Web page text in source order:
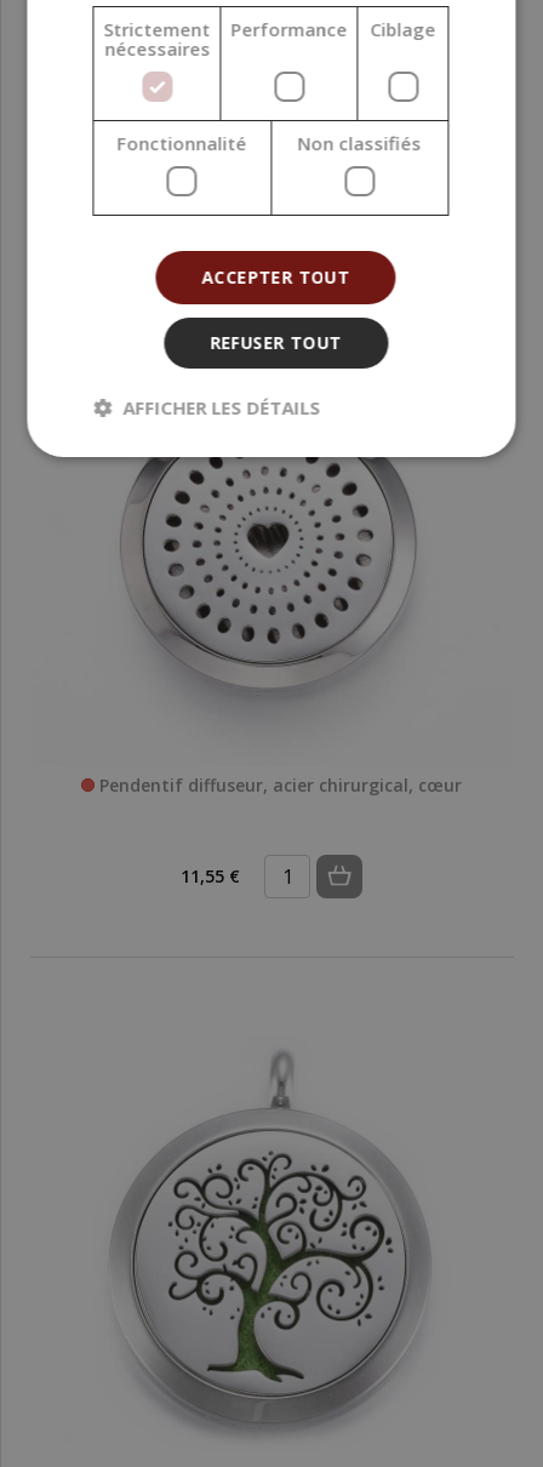
Pendentif diffuseur en acier chirurgical main
Pendentif diffuseur, acier chirurgical, cœur
11,55 €
Strictement
nécessaires
Performance Ciblage
Fonctionnalité Non classifiés
ACCEPTER TOUT
REFUSER TOUT
AFFICHER LES DÉTAILS